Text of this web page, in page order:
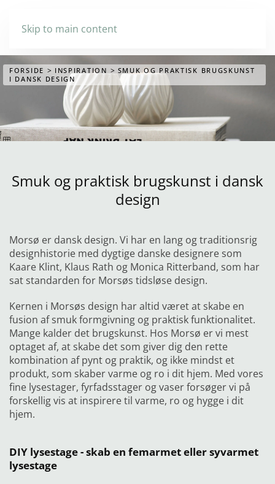
Skip to main content
FORSIDE INSPIRATION
SMUK OG PRAKTISK BRUGSKUNST
I DANSK DESIGN
Smuk og praktisk brugskunst i dansk
design
Morsø er dansk design. Vi har en lang og traditionsrig
designhistorie med dygtige danske designere som
Kaare Klint, Klaus Rath og Monica Ritterband, som har
sat standarden for Morsøs tidsløse design.
Kernen i Morsøs design har altid været at skabe en
fusion af smuk formgivning og praktisk funktionalitet.
Mange kalder det brugskunst. Hos Morsø er vi mest
optaget af, at skabe det som giver dig den rette
kombination af pynt og praktik, og ikke mindst et
produkt, som skaber varme og ro i dit hjem. Med vores
fine lysestager, fyrfadsstager og vaser forsøger vi på
forskellig vis at inspirere til varme, ro og hygge i dit
hjem.
DIY lysestage - skab en femarmet eller syvarmet
lysestage